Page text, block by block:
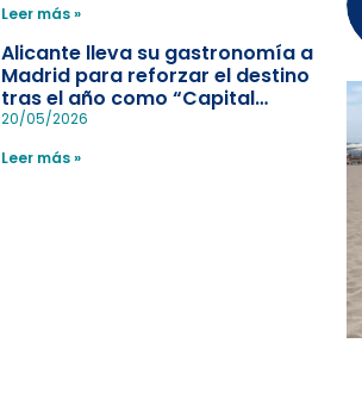
Leer más »
Alicante lleva su gastronomía a
Madrid para reforzar el destino
tras el año como “Capital
Española”
20/05/2026
Leer más »